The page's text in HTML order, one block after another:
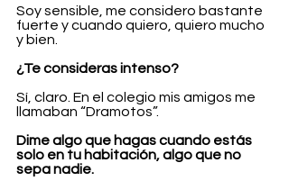
Soy sensible, me considero bastante
fuerte y cuando quiero, quiero mucho
y bien.
¿Te consideras intenso?
Sí, claro. En el colegio mis amigos me
llamaban “Dramotos”.
Dime algo que hagas cuando estás
solo en tu habitación, algo que no
sepa nadie.